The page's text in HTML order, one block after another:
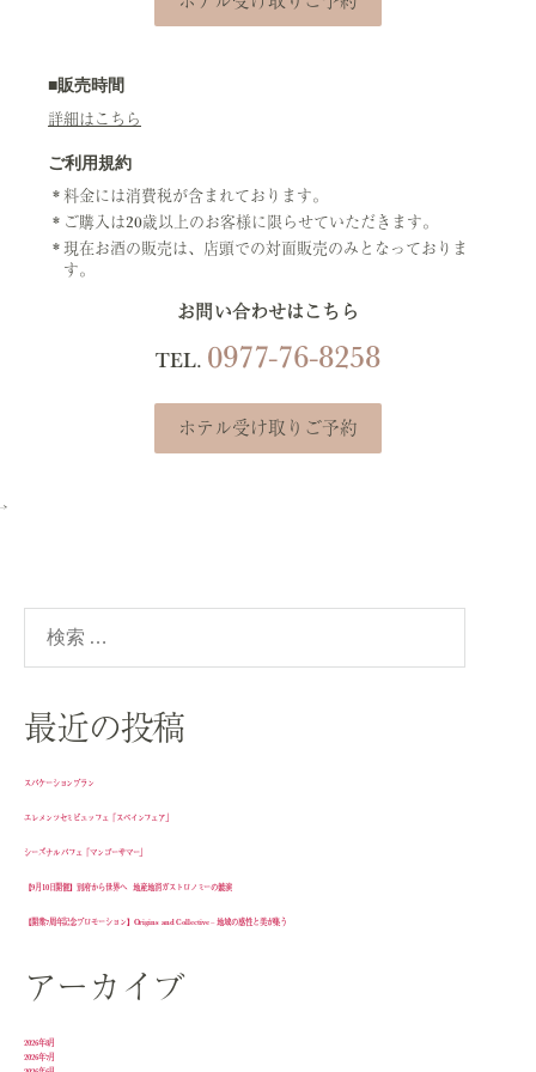
■販売時間
詳細はこちら
ご利用規約
料金には消費税が含まれております。
ご購入は20歳以上のお客様に限らせていただきます。
現在お酒の販売は、店頭での対面販売のみとなっておりま
す。
お問い合わせはこちら
TEL. 0977-76-8258
ホテル受け取りご予約
–>
最近の投稿
スパケーションプラン
エレメンツセミビュッフェ「スペインフェア」
シーズナル パフェ「マンゴーサマー」
【9月10日開催】別府から世界へ 地産地消ガストロノミーの競演
【開業7周年記念プロモーション】Origins and Collective – 地域の感性と美が集う
アーカイブ
2026年8月
2026年7月